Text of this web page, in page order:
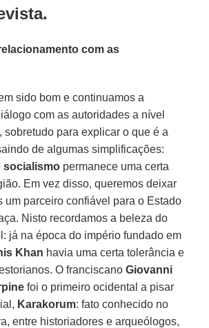
com as
sido bom e continuamos a
com as autoridades a nível
sobretudo para explicar o que é a
de algumas simplificações:
socialismo permanece uma certa
Em vez disso, queremos deixar
um parceiro confiável para o Estado
Nisto recordamos a beleza do
já na época do império fundado em
Khan havia uma certa tolerância e
O franciscanoGiovanni
foi o primeiro ocidental a pisar
Karakorum: fato conhecido no
entre historiadores e arqueólogos,